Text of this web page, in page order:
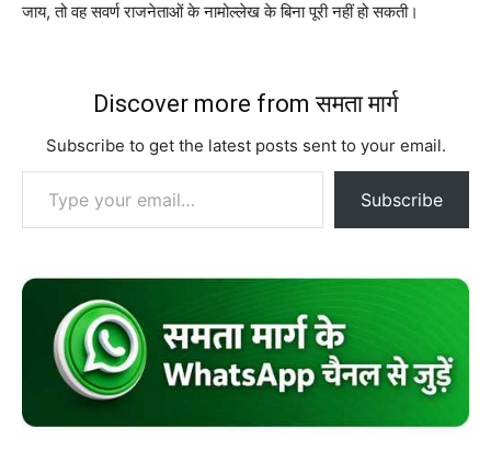
जाय, तो वह सवर्ण राजनेताओं के नामोल्लेख के बिना पूरी नहीं हो सकती।
Discover more from समता मार्ग
Subscribe to get the latest posts sent to your email.
Type your email…
Subscribe